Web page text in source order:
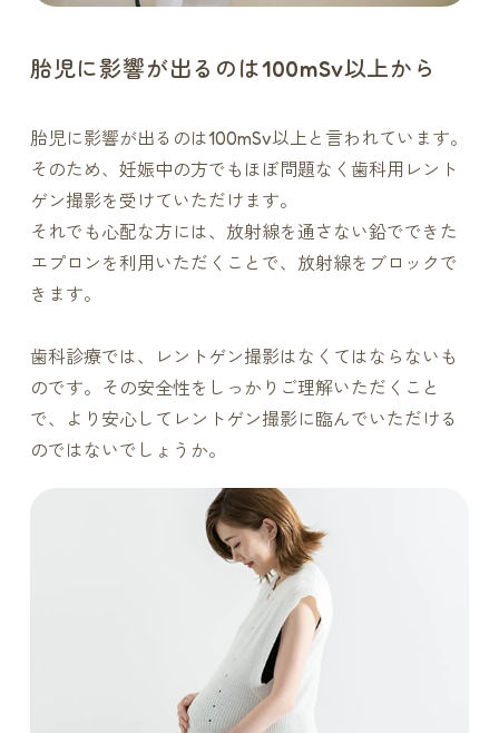
胎児に影響が出るのは100mSv以上から
胎児に影響が出るのは100mSv以上と言われています。
そのため、妊娠中の方でもほぼ問題なく歯科用レント
ゲン撮影を受けていただけます。
それでも心配な方には、放射線を通さない鉛でできた
エプロンを利用いただくことで、放射線をブロックで
きます。
歯科診療では、レントゲン撮影はなくてはならないも
のです。その安全性をしっかりご理解いただくこと
で、より安心してレントゲン撮影に臨んでいただける
のではないでしょうか。